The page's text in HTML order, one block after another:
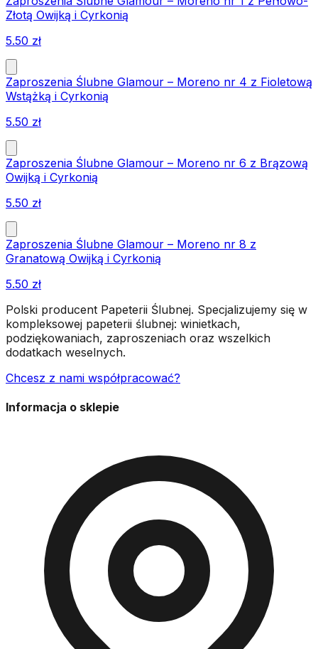
Złotą Owijką i Cyrkonią
5.50 zł
Zaproszenia Ślubne Glamour – Moreno nr 4 z Fioletową
Wstążką i Cyrkonią
5.50 zł
Zaproszenia Ślubne Glamour – Moreno nr 6 z Brązową
Owijką i Cyrkonią
5.50 zł
Zaproszenia Ślubne Glamour – Moreno nr 8 z
Granatową Owijką i Cyrkonią
5.50 zł
Polski producent Papeterii Ślubnej. Specjalizujemy się w
kompleksowej papeterii ślubnej: winietkach,
podziękowaniach, zaproszeniach oraz wszelkich
dodatkach weselnych.
Chcesz z nami współpracować?
Informacja o sklepie